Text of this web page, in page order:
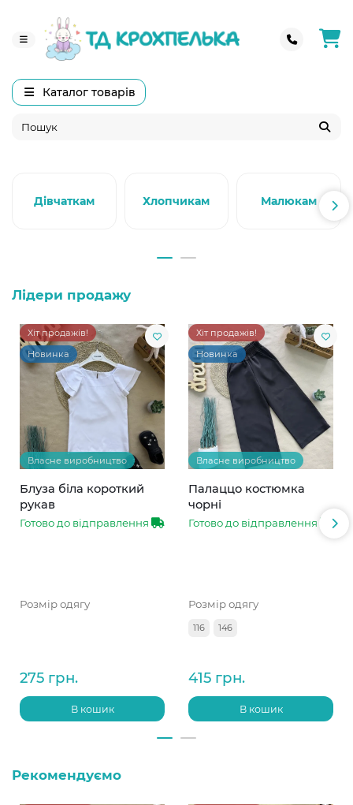
Каталог товарів
Дівчаткам Хлопчикам Малюкам
Лідери продажу
Хіт продажів!
Новинка
Власне виробництво
Блуза біла короткий
рукав
Готово до відправлення
Розмір одягу
275 грн.
В кошик
Хіт продажів!
Новинка
Власне виробництво
Палаццо костюмка
чорні
Готово до відправлення
Розмір одягу
116 146
415 грн.
В кошик
Рекомендуємо